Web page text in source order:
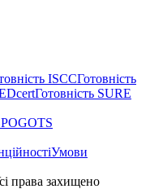
ISCCГотовність
Готовність SURE
GOTS
Умови
права захищено